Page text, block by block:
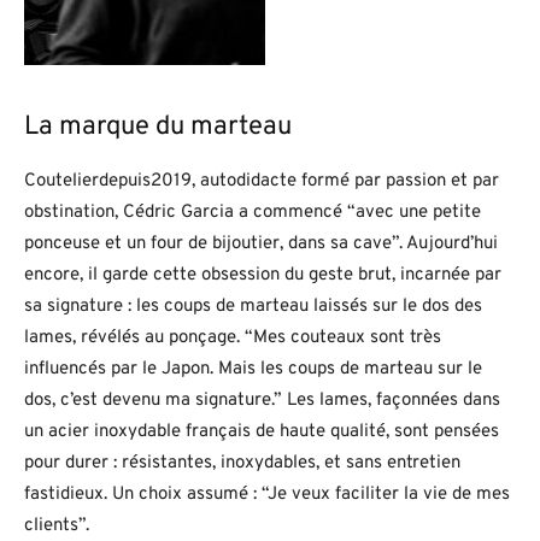
La marque du marteau
Coutelierdepuis2019, autodidacte formé par passion et par
obstination, Cédric Garcia a commencé “avec une petite
ponceuse et un four de bijoutier, dans sa cave”. Aujourd’hui
encore, il garde cette obsession du geste brut, incarnée par
sa signature : les coups de marteau laissés sur le dos des
lames, révélés au ponçage. “Mes couteaux sont très
influencés par le Japon. Mais les coups de marteau sur le
dos, c’est devenu ma signature.” Les lames, façonnées dans
un acier inoxydable français de haute qualité, sont pensées
pour durer : résistantes, inoxydables, et sans entretien
fastidieux. Un choix assumé : “Je veux faciliter la vie de mes
clients”.